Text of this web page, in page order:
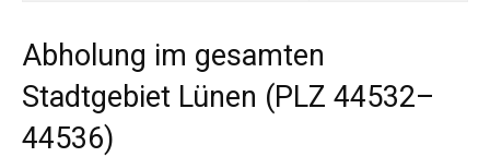
Abholung im gesamten
Stadtgebiet Lünen (PLZ 44532–
44536)